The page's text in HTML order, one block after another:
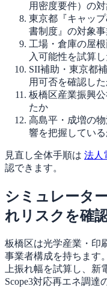
用密度要件）の
東京都『キャッ
書制度』の対象
工場・倉庫の屋
入可能性を試算
SII補助・東京都
用可否を確認し
板橋区産業振興
たか
高島平・成増の
響を把握してい
見直し全体手順は 法人
認できます。
シミュレータ
れリスクを確
板橋区は光学産業・印
事業者構成を持ちます
上振れ幅を試算し、新
Scope3対応再エネ調達